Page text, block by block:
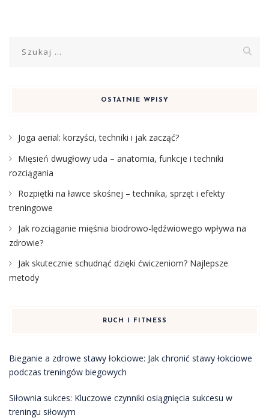
OSTATNIE WPISY
Joga aerial: korzyści, techniki i jak zacząć?
Mięsień dwugłowy uda – anatomia, funkcje i techniki
rozciągania
Rozpiętki na ławce skośnej – technika, sprzęt i efekty
treningowe
Jak rozciąganie mięśnia biodrowo-lędźwiowego wpływa na
zdrowie?
Jak skutecznie schudnąć dzięki ćwiczeniom? Najlepsze
metody
RUCH I FITNESS
Bieganie a zdrowe stawy łokciowe: Jak chronić stawy łokciowe
podczas treningów biegowych
Siłownia sukces: Kluczowe czynniki osiągnięcia sukcesu w
treningu siłowym